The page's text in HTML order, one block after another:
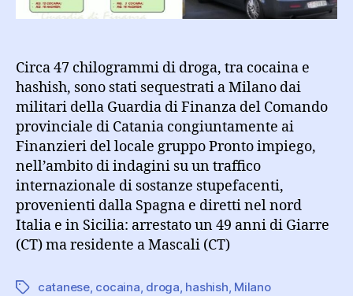
un
Milano:
arrestato
Circa 47 chilogrammi di droga, tra cocaina e
hashish, sono stati sequestrati a Milano dai
militari della Guardia di Finanza del Comando
provinciale di Catania congiuntamente ai
Finanzieri del locale gruppo Pronto impiego,
nell’ambito di indagini su un traffico
internazionale di sostanze stupefacenti,
provenienti dalla Spagna e diretti nel nord
Italia e in Sicilia: arrestato un 49 anni di Giarre
(CT) ma residente a Mascali (CT)
Tag catanese, cocaina, droga, hashish, Milano